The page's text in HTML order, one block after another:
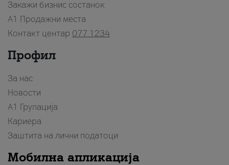
Закажи бизнис состанок
A1 Продажни места
Контакт центар 077 1234
Профил
За нас
Новости
А1 Групација
Кариера
Заштита на лични податоци
Мобилна апликација